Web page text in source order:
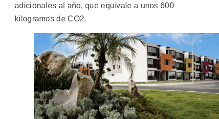
adicionales al año, que equivale a unos 600
kilogramos de CO2.